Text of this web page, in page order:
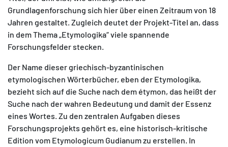
Grundlagenforschung sich hier über einen Zeitraum von 18
Jahren gestaltet. Zugleich deutet der Projekt-Titel an, dass
in dem Thema „Etymologika“ viele spannende
Forschungsfelder stecken.
Der Name dieser griechisch-byzantinischen
etymologischen Wörterbücher, eben der Etymologika,
bezieht sich auf die Suche nach dem étymon, das heißt der
Suche nach der wahren Bedeutung und damit der Essenz
eines Wortes. Zu den zentralen Aufgaben dieses
Forschungsprojekts gehört es, eine historisch-kritische
Edition vom Etymologicum Gudianum zu erstellen. In